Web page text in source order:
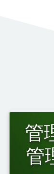
管
管